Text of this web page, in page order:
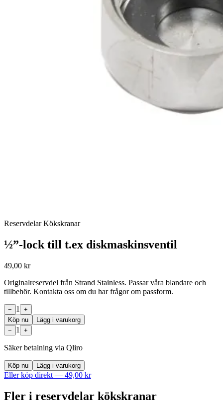
Reservdelar Kökskranar
½”-lock till t.ex diskmaskinsventil
49,00 kr
Originalreservdel från Strand Stainless. Passar våra blandare och
tillbehör. Kontakta oss om du har frågor om passform.
− 1
+
Köp nu
Lägg i varukorg
−
1 +
Säker betalning via Qliro
Köp nu Lägg i varukorg
Eller köp direkt — 49,00 kr
Fler i reservdelar kökskranar